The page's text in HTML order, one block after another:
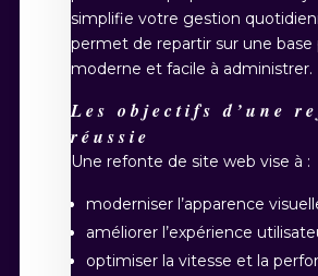
simplifie votre gestion
permet de repartir sur une base
moderne et facile à administrer.
Les objectifs d’une
réussie
Une refonte de site web vise à :
moderniser l’apparence
améliorer l’expérience
optimiser la vitesse et la